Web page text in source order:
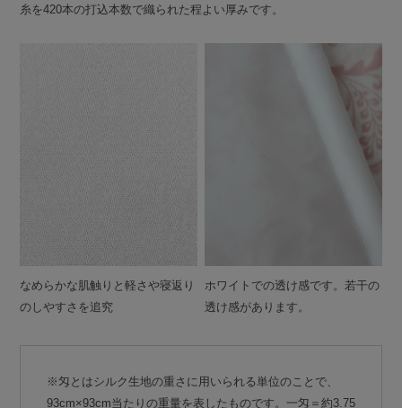
糸を420本の打込本数で織られた程よい厚みです。
なめらかな肌触りと軽さや寝返り
のしやすさを追究
ホワイトでの透け感です。若干の
透け感があります。
※匁とはシルク生地の重さに用いられる単位のことで、
93cm×93cm当たりの重量を表したものです。一匁＝約3.75